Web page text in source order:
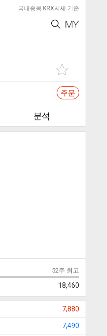
국내종목 KRX시세 기준
주문
분석
52주 최고
18,460
7,880
7,490